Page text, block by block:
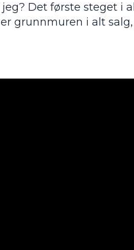
Det første steget i
grunnmuren i alt